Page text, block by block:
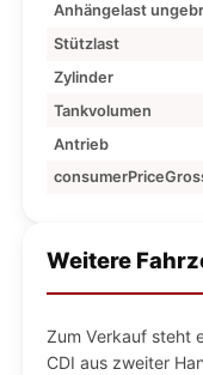
Anhängelast
Stützlast
Zylinder
Tankvolumen
Antrieb
Weitere
Zum Verkauf steht
CDI aus zweiter